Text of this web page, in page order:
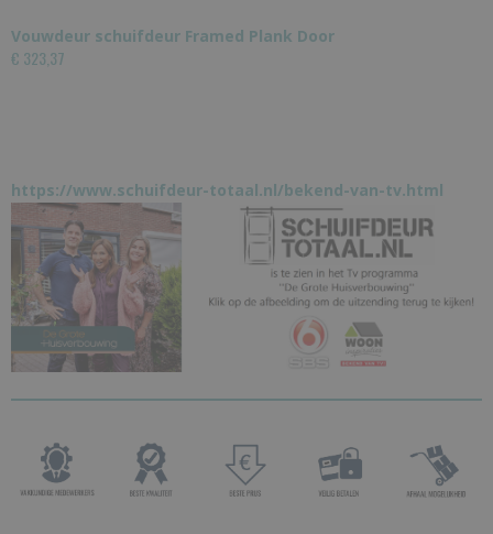
Vouwdeur schuifdeur Framed Plank Door
€ 323,37
https://www.schuifdeur-totaal.nl/bekend-van-tv.html